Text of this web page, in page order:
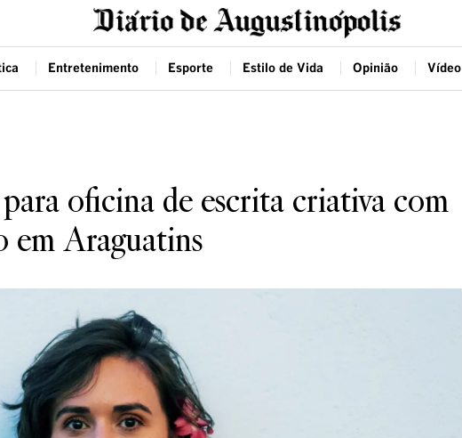
Entretenimento Esporte Estilo de Vida Opinião Vídeo
oficina de escrita criativa com
Araguatins